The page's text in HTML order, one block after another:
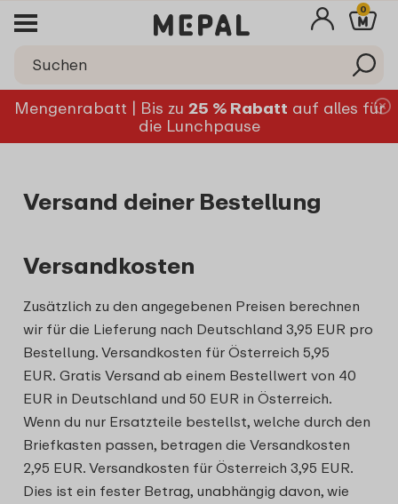
0
Mengenrabatt | Bis zu 25 % Rabatt auf alles für
die Lunchpause
Versand deiner Bestellung
Versandkosten
Zusätzlich zu den angegebenen Preisen berechnen
wir für die Lieferung nach Deutschland 3,95 EUR pro
Bestellung. Versandkosten für Österreich 5,95
EUR. Gratis Versand ab einem Bestellwert von 40
EUR in Deutschland und 50 EUR in Österreich.
Wenn du nur Ersatzteile bestellst, welche durch den
Briefkasten passen, betragen die Versandkosten
2,95 EUR. Versandkosten für Österreich 3,95 EUR.
Dies ist ein fester Betrag, unabhängig davon, wie